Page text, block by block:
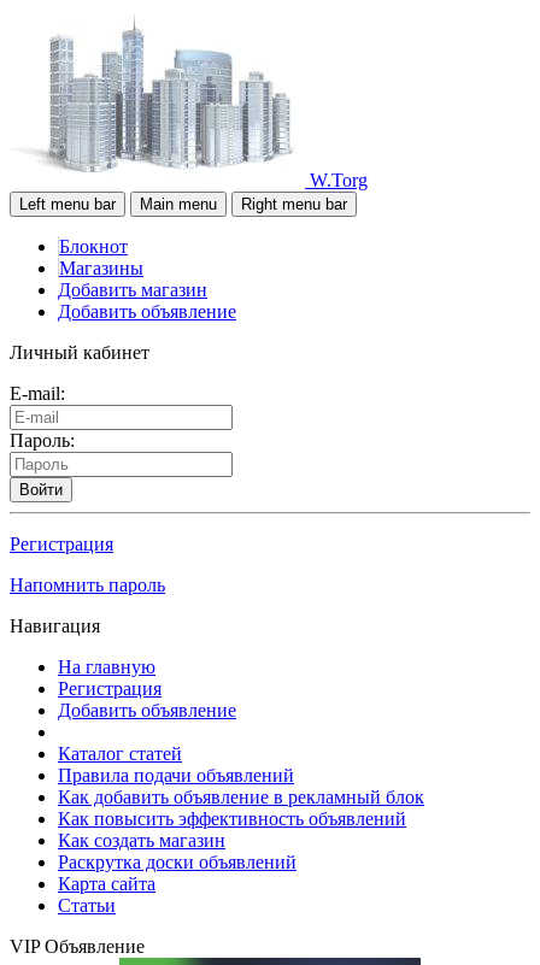
W.Torg
Left menu bar Main menu Right menu bar
Блокнот
Магазины
Добавить магазин
Добавить объявление
Личный кабинет
E-mail:
Пароль:
Войти
Регистрация
Напомнить пароль
Навигация
На главную
Регистрация
Добавить объявление
Каталог статей
Правила подачи объявлений
Как добавить объявление в рекламный блок
Как повысить эффективность объявлений
Как создать магазин
Раскрутка доски объявлений
Карта сайта
Статьи
VIP Объявление